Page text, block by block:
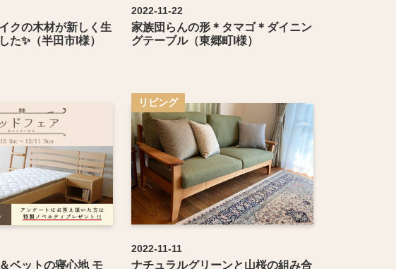
クの木材が新しく生
た✨（半田市I様）
2022-11-22
家族団らんの形＊タマゴ＊ダイニン
グテーブル（東郷町I様）
ベットの寝心地 モ
リビング
2022-11-11
ナチュラルグリーンと山桜の組み合